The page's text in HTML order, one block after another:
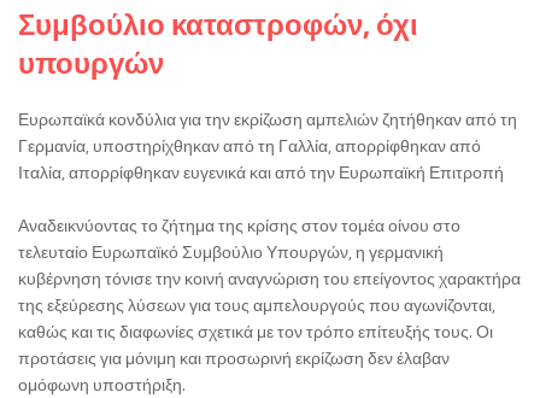
Συμβούλιο καταστροφών, όχι
υπουργών
Ευρωπαϊκά κονδύλια για την εκρίζωση αμπελιών ζητήθηκαν από τη
Γερμανία, υποστηρίχθηκαν από τη Γαλλία, απορρίφθηκαν από
Ιταλία, απορρίφθηκαν ευγενικά και από την Ευρωπαϊκή Επιτροπή
Αναδεικνύοντας το ζήτημα της κρίσης στον τομέα οίνου στο
τελευταίο Ευρωπαϊκό Συμβούλιο Υπουργών, η γερμανική
κυβέρνηση τόνισε την κοινή αναγνώριση του επείγοντος χαρακτήρα
της εξεύρεσης λύσεων για τους αμπελουργούς που αγωνίζονται,
καθώς και τις διαφωνίες σχετικά με τον τρόπο επίτευξής τους. Οι
προτάσεις για μόνιμη και προσωρινή εκρίζωση δεν έλαβαν
ομόφωνη υποστήριξη.